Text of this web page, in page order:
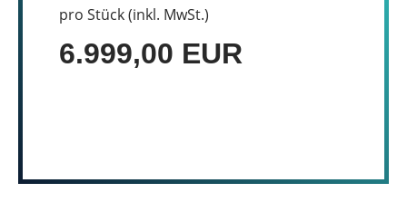
pro Stück (inkl. MwSt.)
6.999,00 EUR